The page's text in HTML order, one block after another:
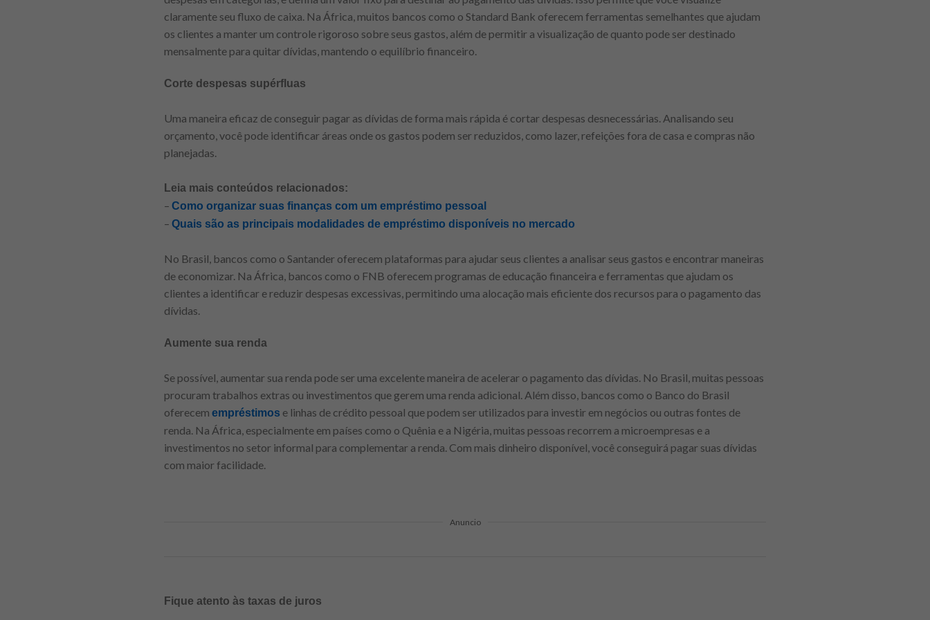
claramente seu fluxo de caixa. Na África, muitos bancos como o Standard Bank oferecem ferramentas semelhantes que ajudam
os clientes a manter um controle rigoroso sobre seus gastos, além de permitir a visualização de quanto pode ser destinado
mensalmente para quitar dívidas, mantendo o equilíbrio financeiro.
Corte despesas supérfluas
Uma maneira eficaz de conseguir pagar as dívidas de forma mais rápida é cortar despesas desnecessárias. Analisando seu
orçamento, você pode identificar áreas onde os gastos podem ser reduzidos, como lazer, refeições fora de casa e compras não
planejadas.
Leia mais conteúdos relacionados:
– Como organizar suas finanças com um empréstimo pessoal
– Quais são as principais modalidades de empréstimo disponíveis no mercado
No Brasil, bancos como o Santander oferecem plataformas para ajudar seus clientes a analisar seus gastos e encontrar maneiras
de economizar. Na África, bancos como o FNB oferecem programas de educação financeira e ferramentas que ajudam os
clientes a identificar e reduzir despesas excessivas, permitindo uma alocação mais eficiente dos recursos para o pagamento das
dívidas.
Aumente sua renda
Se possível, aumentar sua renda pode ser uma excelente maneira de acelerar o pagamento das dívidas. No Brasil, muitas pessoas
procuram trabalhos extras ou investimentos que gerem uma renda adicional. Além disso, bancos como o Banco do Brasil
oferecem empréstimos e linhas de crédito pessoal que podem ser utilizados para investir em negócios ou outras fontes de
renda. Na África, especialmente em países como o Quênia e a Nigéria, muitas pessoas recorrem a microempresas e a
investimentos no setor informal para complementar a renda. Com mais dinheiro disponível, você conseguirá pagar suas dívidas
com maior facilidade.
Anuncio
Fique atento às taxas de juros